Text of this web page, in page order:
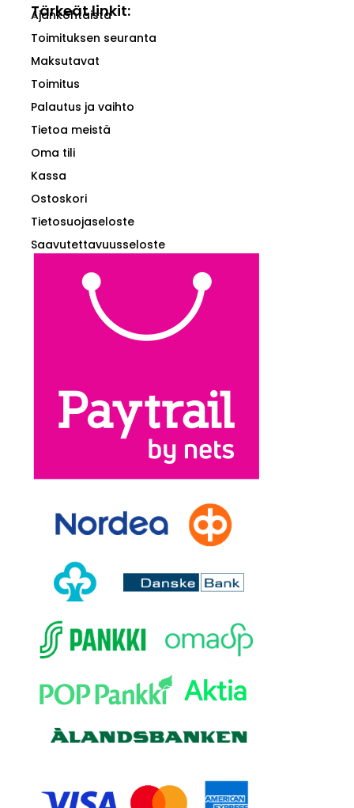
Tärkeät linkit:
Ajankohtaista
Toimituksen seuranta
Maksutavat
Toimitus
Palautus ja vaihto
Tietoa meistä
Oma tili
Kassa
Ostoskori
Tietosuojaseloste
Saavutettavuusseloste